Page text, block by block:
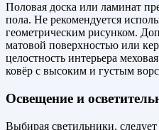
Половая доска или ламинат
пола. Не рекомендуется
геометрическим рисунком.
матовой поверхностью или
целостность интерьера
ковёр с высоким и густым
Освещение и
Выбирая светильники,